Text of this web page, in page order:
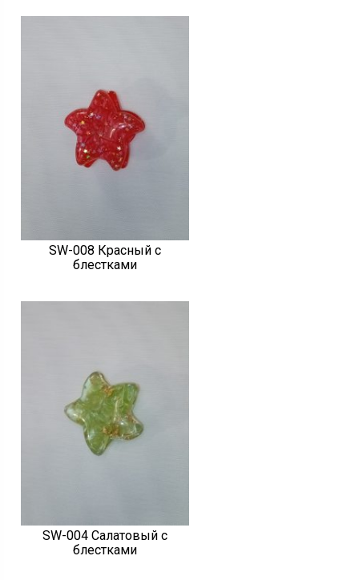
SW-008 Красный с
блестками
SW-004 Салатовый с
блестками